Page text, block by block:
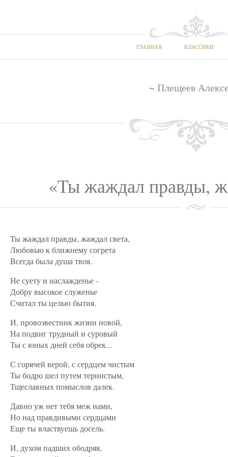
ГЛАВНАЯ КЛАССИКИ
~ Плещеев
«Ты жаждал правды,
Ты жаждал правды, жаждал света,
Любовью к ближнему согрета
Всегда была душа твоя.
Не суету и наслажденье -
Добру высокое служенье
Считал ты целью бытия.
И, провозвестник жизни новой,
На подвиг трудный и суровый
Ты с юных дней себя обрек...
С горячей верой, с сердцем чистым
Ты бодро шел путем тернистым,
Тщеславных помыслов далек.
Давно уж нет тебя меж нами,
Но над правдивыми сердцами
Еще ты властвуешь досель.
И, духом падших ободряя,